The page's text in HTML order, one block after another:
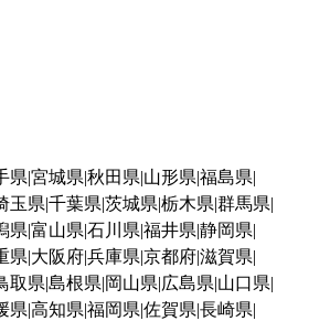
県 宮城県 秋田県 山形県 福島県
玉県 千葉県 茨城県 栃木県 群馬県
県 富山県 石川県 福井県 静岡県
県 大阪府兵庫県 京都府滋賀県
取県 島根県 岡山県 広島県 山口県
県 高知県 福岡県 佐賀県 長崎県